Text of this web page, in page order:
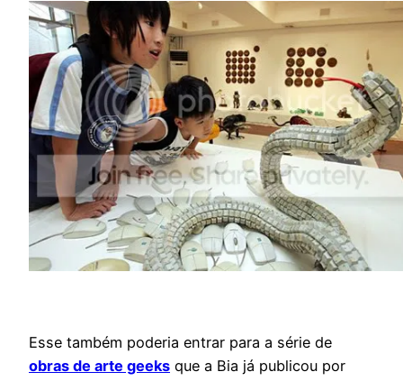
Esse também poderia entrar para a série de
obras de arte geeks que a Bia já publicou por